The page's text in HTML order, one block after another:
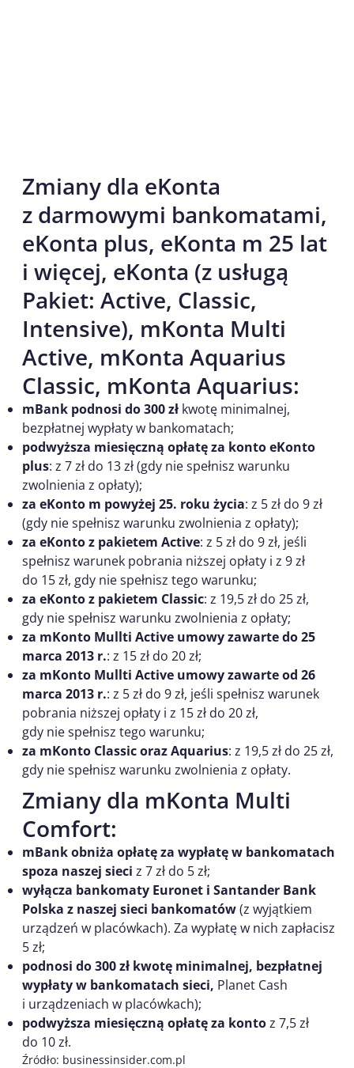
Zmiany dla eKonta
z darmowymi bankomatami,
eKonta plus, eKonta m 25 lat
i więcej, eKonta (z usługą
Pakiet: Active, Classic,
Intensive), mKonta Multi
Active, mKonta Aquarius
Classic, mKonta Aquarius:
mBank podnosi do 300 zł kwotę minimalnej,
bezpłatnej wypłaty w bankomatach;
podwyższa miesięczną opłatę za konto eKonto
plus: z 7 zł do 13 zł (gdy nie spełnisz warunku
zwolnienia z opłaty);
za eKonto m powyżej 25. roku życia: z 5 zł do 9 zł
(gdy nie spełnisz warunku zwolnienia z opłaty);
za eKonto z pakietem Active: z 5 zł do 9 zł, jeśli
spełnisz warunek pobrania niższej opłaty i z 9 zł
do 15 zł, gdy nie spełnisz tego warunku;
za eKonto z pakietem Classic: z 19,5 zł do 25 zł,
gdy nie spełnisz warunku zwolnienia z opłaty;
za mKonto Mullti Active umowy zawarte do 25
marca 2013 r.: z 15 zł do 20 zł;
za mKonto Mullti Active umowy zawarte od 26
marca 2013 r.: z 5 zł do 9 zł, jeśli spełnisz warunek
pobrania niższej opłaty i z 15 zł do 20 zł,
gdy nie spełnisz tego warunku;
za mKonto Classic oraz Aquarius: z 19,5 zł do 25 zł,
gdy nie spełnisz warunku zwolnienia z opłaty.
Zmiany dla mKonta Multi
Comfort:
mBank obniża opłatę za wypłatę w bankomatach
spoza naszej sieci z 7 zł do 5 zł;
wyłącza bankomaty Euronet i Santander Bank
Polska z naszej sieci bankomatów(z wyjątkiem
urządzeń w placówkach). Za wypłatę w nich zapłacisz
5 zł;
podnosi do 300 zł kwotę minimalnej, bezpłatnej
wypłaty w bankomatach sieci, Planet Cash
i urządzeniach w placówkach);
podwyższa miesięczną opłatę za kontoz 7,5 zł
do 10 zł.
Źródło: businessinsider.com.pl